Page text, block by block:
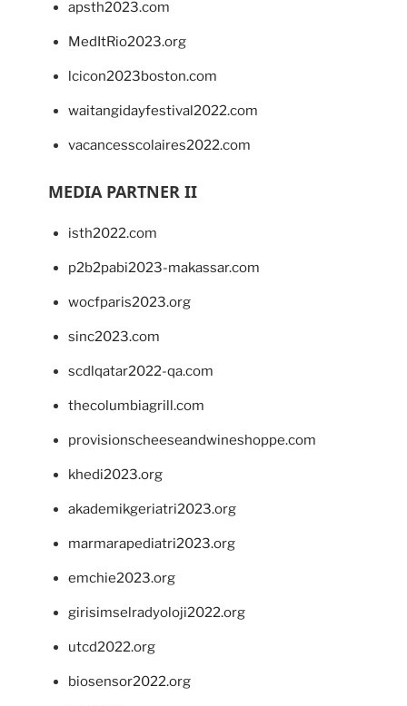
apsth2023.com
MedItRio2023.org
lcicon2023boston.com
waitangidayfestival2022.com
vacancesscolaires2022.com
MEDIA PARTNER II
isth2022.com
p2b2pabi2023-makassar.com
wocfparis2023.org
sinc2023.com
scdlqatar2022-qa.com
thecolumbiagrill.com
provisionscheeseandwineshoppe.com
khedi2023.org
akademikgeriatri2023.org
marmarapediatri2023.org
emchie2023.org
girisimselradyoloji2022.org
utcd2022.org
biosensor2022.org